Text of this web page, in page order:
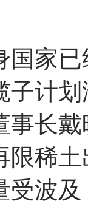
国家
子计
事长
限稀
受波